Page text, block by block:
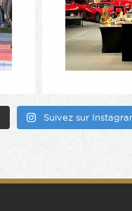
Suivez sur